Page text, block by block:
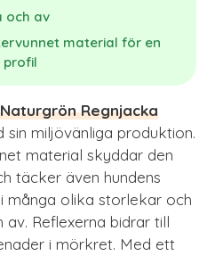
och av
material för en
profil
Regnjacka
sin miljövänliga produktion.
material skyddar den
täcker även hundens
många olika storlekar och
Reflexerna bidrar till
i mörkret. Med ett